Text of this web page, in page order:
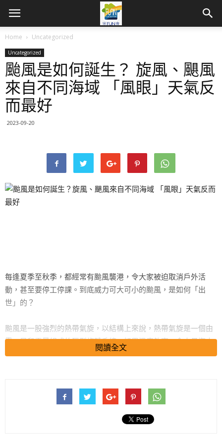
Home Uncategorized
Uncategorized
颱風是如何誕生？ 旋風、颶風
來自不同海域 「風眼」天氣反
而最好
2023-09-20
每逢夏季至秋季，都經常有颱風襲港，令大家被迫取消戶外活
動，甚至要停工停課。到底威力可大可小的颱風，是如何「出
世」的？
颱風是一股強烈的熱帶氣旋，以結構上來說，熱帶氣旋是一個由
雲、風和雷暴組成的巨型旋轉系統。如果溫度夠高，令大量海水
被蒸發到空中，便有利颱風之形成。簡單來說，颱風的形成可分
夏季炎熱，在熱帶的海洋上，猛烈的太陽直接照射海洋，當氣溫
高達攝氏26度或以上時，令大量海水蒸發成水蒸氣，並在空中凝
閱讀全文